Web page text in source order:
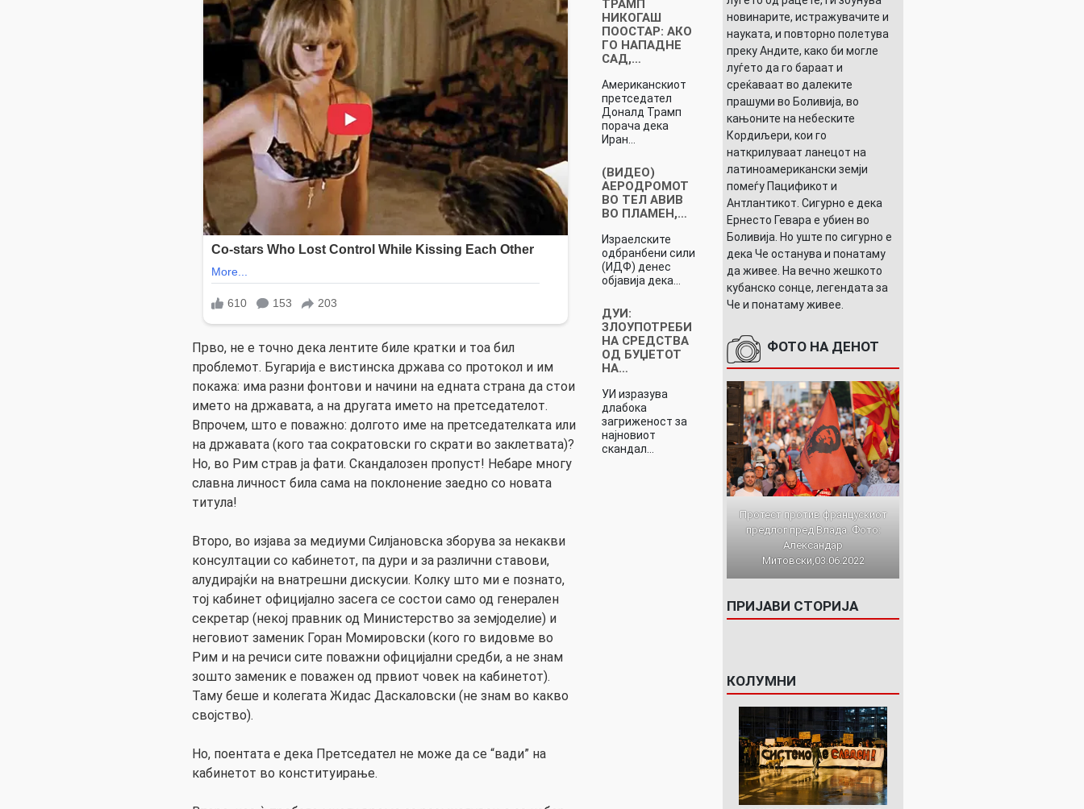
Прво, не е точно дека лентите биле кратки и тоа бил
проблемот. Бугарија е вистинска држава со протокол и им
покажа: има разни фонтови и начини на едната страна да стои
името на државата, а на другата името на претседателот.
Впрочем, што е поважно: долгото име на претседателката или
на државата (кого таа сократовски го скрати во заклетвата)?
Но, во Рим страв ја фати. Скандалозен пропуст! Небаре многу
славна личност била сама на поклонение заедно со новата
титула!
Второ, во изјава за медиуми Силјановска зборува за некакви
консултации со кабинетот, па дури и за различни ставови,
алудирајќи на внатрешни дискусии. Колку што ми е познато,
тој кабинет официјално засега се состои само од генерален
секретар (некој правник од Министерство за земјоделие) и
неговиот заменик Горан Момировски (кого го видовме во
Рим и на речиси сите поважни официјални средби, а не знам
зошто заменик е поважен од првиот човек на кабинетот).
Таму беше и колегата Жидас Даскаловски (не знам во какво
својство).
Но, поентата е дека Претседател не може да се “вади” на
кабинетот во конституирање.
ТРАМП
НИКОГАШ
ПООСТАР: АКО
ГО НАПАДНЕ
САД,…
Американскиот
претседател
Доналд Трамп
порача дека
Иран…
(ВИДЕО)
АЕРОДРОМОТ
ВО ТЕЛ АВИВ
ВО ПЛАМЕН,…
Израелските
одбранбени сили
(ИДФ) денес
објавија дека…
ДУИ:
ЗЛОУПОТРЕБИ
НА СРЕДСТВА
ОД БУЏЕТОТ
НА…
УИ изразува
длабока
загриженост за
најновиот
скандал…
новинарите, истражувачите и
науката, и повторно полетува
преку Андите, како би могле
луѓето да го бараат и
среќаваат во далеките
прашуми во Боливија, во
кањоните на небеските
Кордиљери, кои го
наткрилуваат ланецот на
латиноамерикански земји
помеѓу Пацификот и
Антлантикот. Сигурно е дека
Ернесто Гевара е убиен во
Боливија. Но уште по сигурно е
дека Че останува и понатаму
да живее. На вечно жешкото
кубанско сонце, легендата за
Че и понатаму живее.
ФОТО НА ДЕНОТ
Протест против францускиот
предлог пред Влада. Фото:
Александар
Митовски,03.06.2022
ПРИЈАВИ СТОРИЈА
КОЛУМНИ